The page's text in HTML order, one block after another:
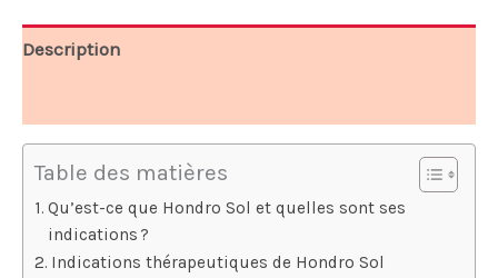
Description
Table des matières
Qu’est-ce que Hondro Sol et quelles sont ses
indications ?
Indications thérapeutiques de Hondro Sol